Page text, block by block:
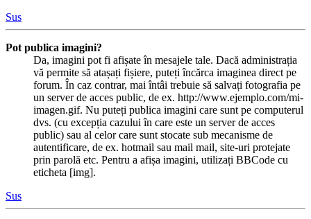
Sus
Pot publica imagini?
Da, imagini pot fi afișate în mesajele tale. Dacă administrația
vă permite să atașați fișiere, puteți încărca imaginea direct pe
forum. În caz contrar, mai întâi trebuie să salvați fotografia pe
un server de acces public, de ex. http://www.ejemplo.com/mi-
imagen.gif. Nu puteți publica imagini care sunt pe computerul
dvs. (cu excepția cazului în care este un server de acces
public) sau al celor care sunt stocate sub mecanisme de
autentificare, de ex. hotmail sau mail mail, site-uri protejate
prin parolă etc. Pentru a afișa imagini, utilizați BBCode cu
eticheta [img].
Sus